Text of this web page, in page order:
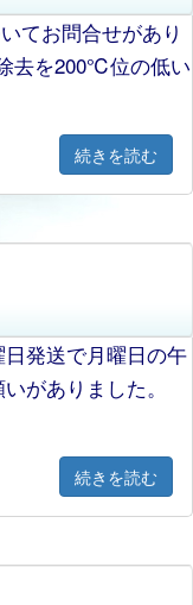
てお問合せがあり
去を200℃位の低い
続きを読む
発送で月曜日の午
がありました。
続きを読む